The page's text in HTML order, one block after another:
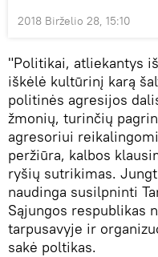
2018 Birželio 28, 15:10
"Politikai, atliekantys
iškėlė kultūrinį karą
politinės agresijos
žmonių, turinčių
agresoriui
peržiūra, kalbos
ryšių sutrikimas.
naudinga susilpninti
Sąjungos respublikas
tarpusavyje ir
sakė poltikas.